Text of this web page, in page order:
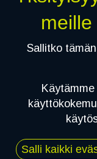
Sallitko
Salli kaikki